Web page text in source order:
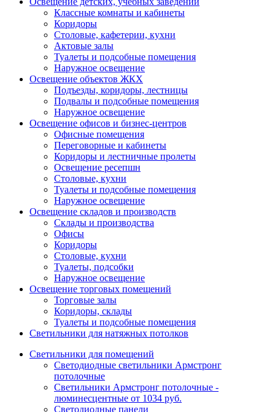
Классные комнаты и кабинеты
Коридоры
Столовые, кафетерии, кухни
Актовые залы
Туалеты и подсобные помещения
Наружное освещение
Освещение объектов ЖКХ
Подъезды, коридоры, лестницы
Подвалы и подсобные помещения
Наружное освещение
Освещение офисов и бизнес-центров
Офисные помещения
Переговорные и кабинеты
Коридоры и лестничные пролеты
Освещение ресепшн
Столовые, кухни
Туалеты и подсобные помещения
Наружное освещение
Освещение складов и производств
Склады и производства
Офисы
Коридоры
Столовые, кухни
Туалеты, подсобки
Наружное освещение
Освещение торговых помещений
Торговые залы
Коридоры, склады
Туалеты и подсобные помещения
Светильники для натяжных потолков
Светильники для помещений
Светодиодные светильники Армстронг
потолочные
Светильники Армстронг потолочные -
люминесцентные от 1034 руб.
Светодиодные панели